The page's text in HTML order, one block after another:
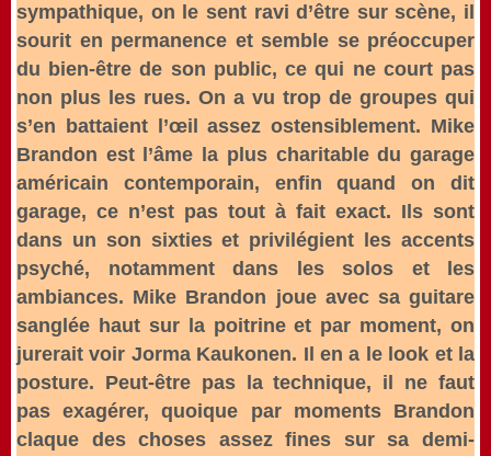
sympathique, on le sent ravi d’être sur scène, il
sourit en permanence et semble se préoccuper
du bien-être de son public, ce qui ne court pas
non plus les rues. On a vu trop de groupes qui
s’en battaient l’œil assez ostensiblement. Mike
Brandon est l’âme la plus charitable du garage
américain contemporain, enfin quand on dit
garage, ce n’est pas tout à fait exact. Ils sont
dans un son sixties et privilégient les accents
psyché, notamment dans les solos et les
ambiances. Mike Brandon joue avec sa guitare
sanglée haut sur la poitrine et par moment, on
jurerait voir Jorma Kaukonen. Il en a le look et la
posture. Peut-être pas la technique, il ne faut
pas exagérer, quoique par moments Brandon
claque des choses assez fines sur sa demi-